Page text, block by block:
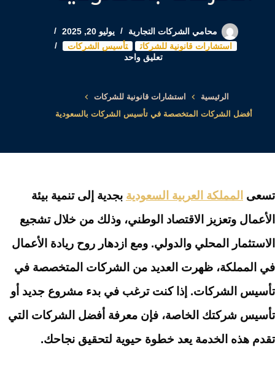
محامي الشركات التجارية
يوليو 20, 2025
استشارات قانونية للشركات
تأسيس الشركات
تعليق واحد
الرئيسية
استشارات قانونية للشركات
أفضل الشركات المتخصصة في تأسيس الشركات بالسعودية
تسعى المملكة العربية السعودية بجدية إلى تنمية بيئة
الأعمال وتعزيز الاقتصاد الوطني، وذلك من خلال تشجيع
الاستثمار المحلي والدولي. ومع ازدهار روح ريادة الأعمال
في المملكة، ظهرت العديد من الشركات المتخصصة في
تأسيس الشركات. إذا كنت ترغب في بدء مشروع جديد أو
تأسيس شركتك الخاصة، فإن معرفة أفضل الشركات التي
تقدم هذه الخدمة يعد خطوة حيوية لتحقيق نجاحك.